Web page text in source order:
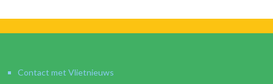
Contact met Vlietnieuws